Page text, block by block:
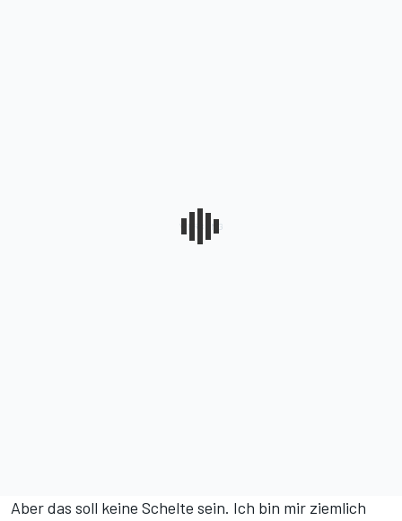
Aber das soll keine Schelte sein. Ich bin mir ziemlich